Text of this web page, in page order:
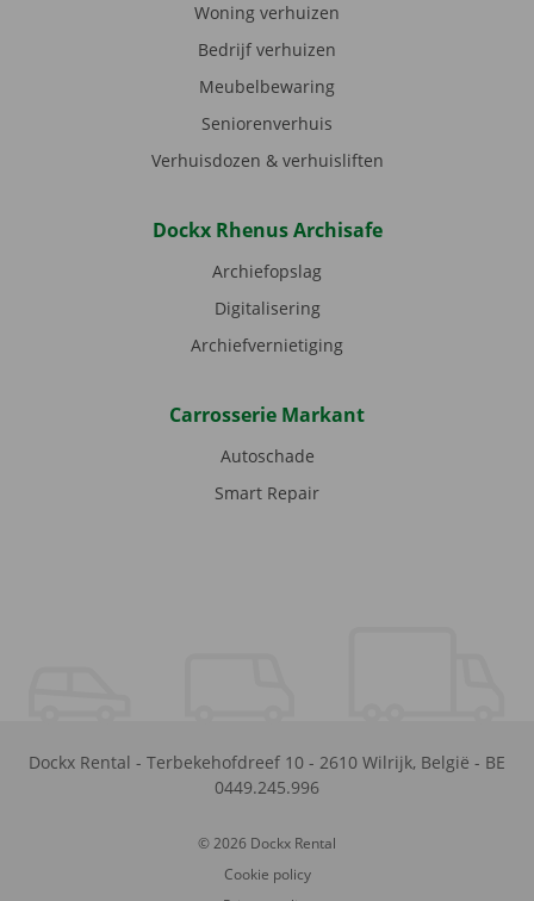
Woning verhuizen
Bedrijf verhuizen
Meubelbewaring
Seniorenverhuis
Verhuisdozen & verhuisliften
Dockx Rhenus Archisafe
Archiefopslag
Digitalisering
Archiefvernietiging
Carrosserie Markant
Autoschade
Smart Repair
Dockx Rental - Terbekehofdreef 10 - 2610 Wilrijk, België - BE
0449.245.996
© 2026 Dockx Rental
Cookie policy